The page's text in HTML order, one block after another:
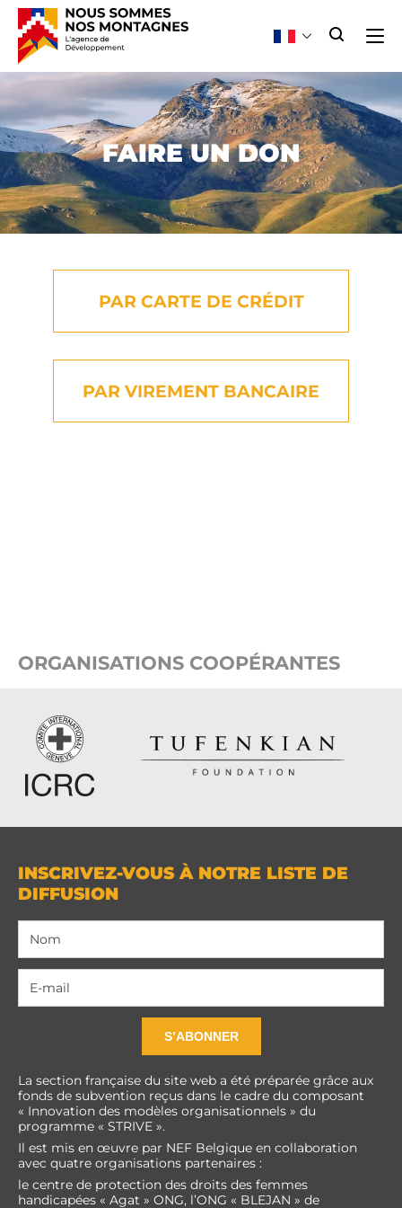
FAIRE UN DON
PAR CARTE DE CRÉDIT
PAR VIREMENT BANCAIRE
ORGANISATIONS COOPÉRANTES
INSCRIVEZ-VOUS À NOTRE LISTE DE
DIFFUSION
S’ABONNER
La section française du site web a été préparée grâce aux
fonds de subvention reçus dans le cadre du composant
« Innovation des modèles organisationnels » du
programme « STRIVE ».
Il est mis en œuvre par NEF Belgique en collaboration
avec quatre organisations partenaires :
le centre de protection des droits des femmes
handicapées « Agat » ONG, l’ONG « BLEJAN » de